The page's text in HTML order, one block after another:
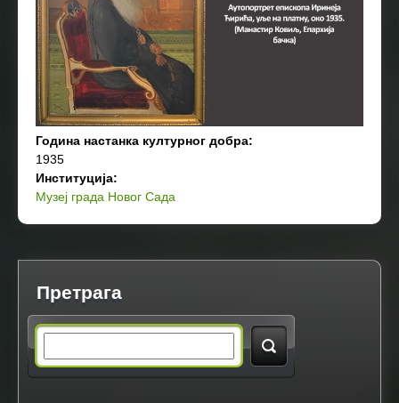
Година настанка културног добра:
1935
Институција:
Музеј града Новог Сада
Претрага